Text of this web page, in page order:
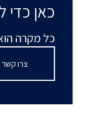
כאן כדי
כל מקרה
צרו